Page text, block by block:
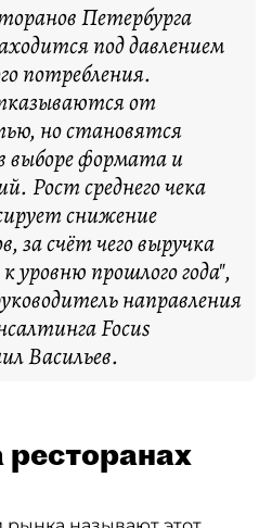
Петербурга
под давлением
потребления.
от
но становятся
выборе формата и
Рост среднего чека
снижение
за счёт чего выручка
уровню прошлого года",
направления
Focus
Васильев.